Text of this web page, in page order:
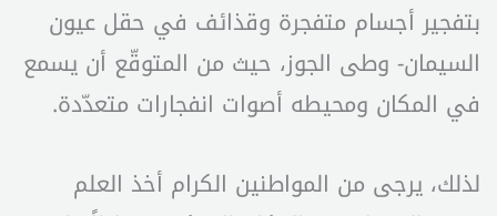
بتفجير أجسام متفجرة وقذائف في حقل عيون
السيمان- وطى الجوز، حيث من المتوقّع أن يسمع
في المكان ومحيطه أصوات انفجارات متعدّدة.
لذلك، يرجى من المواطنين الكرام أخذ العلم